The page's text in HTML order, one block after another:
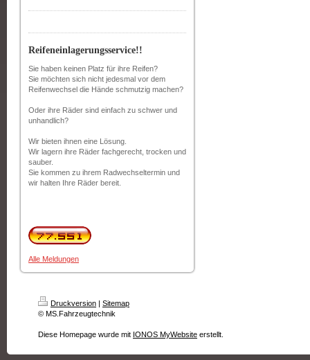
Reifeneinlagerungsservice!!
Sie haben keinen Platz für ihre Reifen?
Sie möchten sich nicht jedesmal vor dem
Reifenwechsel die Hände schmutzig machen?
Oder ihre Räder sind einfach zu schwer und
unhandlich?
Wir bieten ihnen eine Lösung.
Wir lagern ihre Räder fachgerecht, trocken und
sauber.
Sie kommen zu ihrem Radwechseltermin und
wir halten Ihre Räder bereit.
Alle Meldungen
Druckversion | Sitemap
© MS.Fahrzeugtechnik
Diese Homepage wurde mit IONOS MyWebsite erstellt.